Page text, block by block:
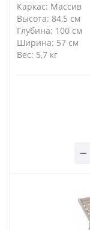
Каркас: Массив
Высота: 84,5 см
Глубина: 100 см
Ширина: 57 см
Вес: 5,7 кг